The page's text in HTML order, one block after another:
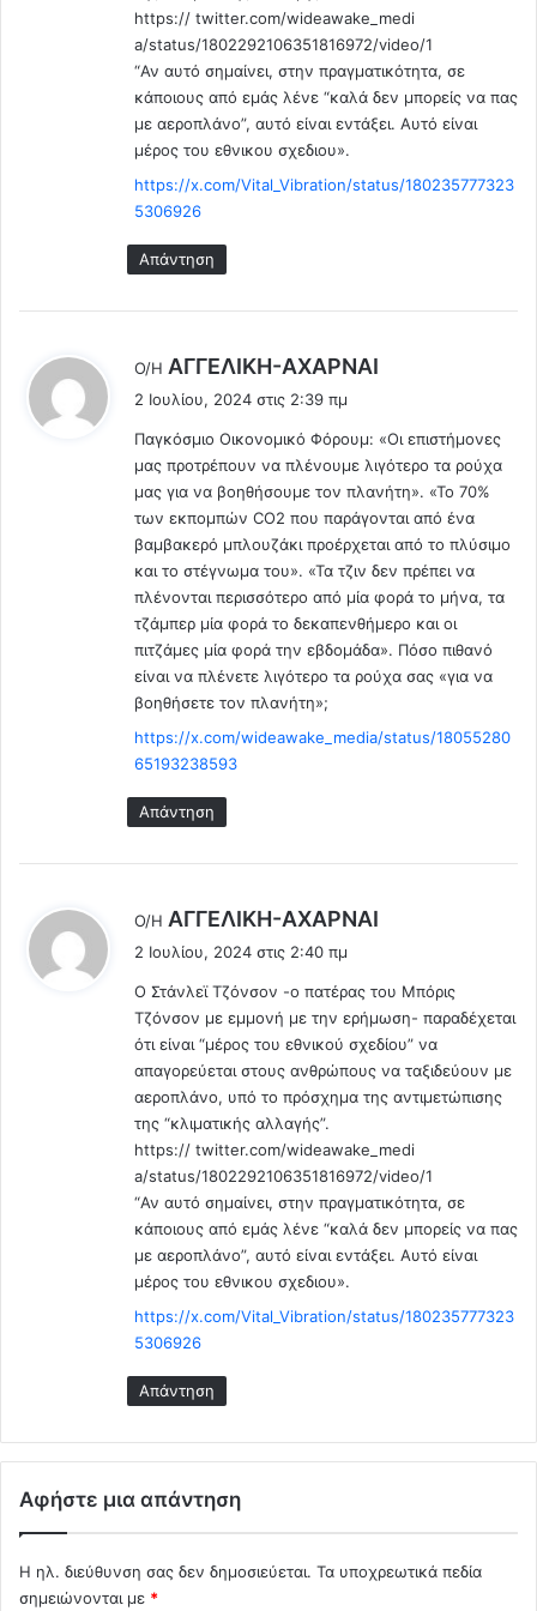
https:// twitter.com/wideawake_medi
a/status/1802292106351816972/video/1
“Αν αυτό σημαίνει, στην πραγματικότητα, σε
κάποιους από εμάς λένε “καλά δεν μπορείς να πας
με αεροπλάνο”, αυτό είναι εντάξει. Αυτό είναι
μέρος του εθνικου σχεδιου».
https://x.com/Vital_Vibration/status/180235777323
5306926
Απάντηση
Ο/Η ΑΓΓΕΛΙΚΗ-ΑΧΑΡΝΑΙ
ι
:
2 Ιουλίου, 2024 στις 2:39 πμ
Παγκόσμιο Οικονομικό Φόρουμ: «Οι επιστήμονες
μας προτρέπουν να πλένουμε λιγότερο τα ρούχα
μας για να βοηθήσουμε τον πλανήτη». «Το 70%
των εκπομπών CO2 που παράγονται από ένα
βαμβακερό μπλουζάκι προέρχεται από το πλύσιμο
και το στέγνωμα του». «Τα τζιν δεν πρέπει να
πλένονται περισσότερο από μία φορά το μήνα, τα
τζάμπερ μία φορά το δεκαπενθήμερο και οι
πιτζάμες μία φορά την εβδομάδα». Πόσο πιθανό
είναι να πλένετε λιγότερο τα ρούχα σας «για να
βοηθήσετε τον πλανήτη»;
https://x.com/wideawake_media/status/18055280
65193238593
Απάντηση
Ο/Η ΑΓΓΕΛΙΚΗ-ΑΧΑΡΝΑΙ
ι
:
2 Ιουλίου, 2024 στις 2:40 πμ
Ο Στάνλεϊ Τζόνσον -ο πατέρας του Μπόρις
Τζόνσον με εμμονή με την ερήμωση- παραδέχεται
ότι είναι “μέρος του εθνικού σχεδίου” να
απαγορεύεται στους ανθρώπους να ταξιδεύουν με
αεροπλάνο, υπό το πρόσχημα της αντιμετώπισης
της “κλιματικής αλλαγής”.
https:// twitter.com/wideawake_medi
a/status/1802292106351816972/video/1
“Αν αυτό σημαίνει, στην πραγματικότητα, σε
κάποιους από εμάς λένε “καλά δεν μπορείς να πας
με αεροπλάνο”, αυτό είναι εντάξει. Αυτό είναι
μέρος του εθνικου σχεδιου».
https://x.com/Vital_Vibration/status/180235777323
5306926
Απάντηση
Αφήστε μια απάντηση
Η ηλ. διεύθυνση σας δεν δημοσιεύεται. Τα υποχρεωτικά πεδία
σημειώνονται με *